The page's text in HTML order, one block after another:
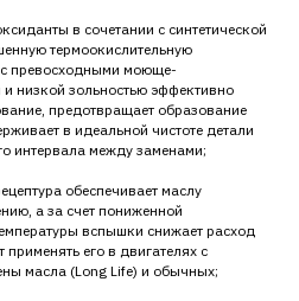
в сочетании с синтетической
термоокислительную
с превосходными моюще-
низкой зольностью эффективно
предотвращает образование
в идеальной чистоте детали
интервала между заменами;
обеспечивает маслу
а за счет пониженной
вспышки снижает расход
его в двигателях с
масла (Long Life) и обычных;